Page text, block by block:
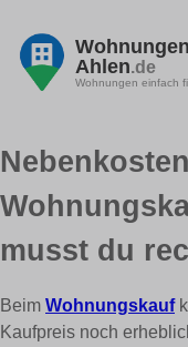
Wohnungen
Ahlen.de
Wohnungen einfach
musst du
Beim Wohnungskauf
Kaufpreis noch